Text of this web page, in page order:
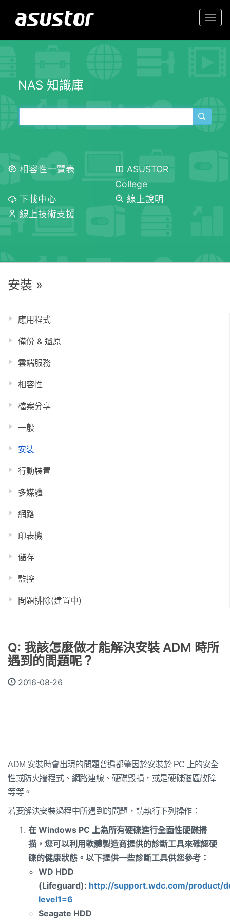
NAS 知識庫
相容性一覽表
ASUSTOR
College
下載中心
線上說明
線上技術支援
安裝 »
應用程式
備份 & 還原
雲端服務
相容性
檔案分享
一般
安裝
行動裝置
多媒體
網路
印表機
儲存
監控
問題排除(建置中)
Q: 我該怎麼做才能解決安裝 ADM 時所
遇到的問題呢？
2016-08-26
ADM 安裝時會出現的問題普遍都肇因於安裝於 PC 上的安全
性或防火牆程式、網路連線、硬碟毀損，或是硬碟磁區故障
等等。
若要解決安裝過程中所遇到的問題，請執行下列操作：
在 Windows PC 上為所有硬碟進行全面性硬碟掃
描，您可以利用軟體製造商提供的診斷工具來確認硬
碟的健康狀態。以下提供一些診斷工具供您參考：
WD HDD
(Lifeguard): http://support.wdc.com/product/
level1=6
Seagate HDD